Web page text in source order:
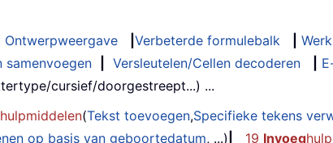
Ontwerpweergave Verbeterde formulebalk
samenvoegen Versleutelen/Cellen decoderen
cursief/doorgestreept...) ...
hulpmiddelen(Tekst toevoegen,Specifieke tekens
op basis van geboortedatum, ...) 19 Invoeg